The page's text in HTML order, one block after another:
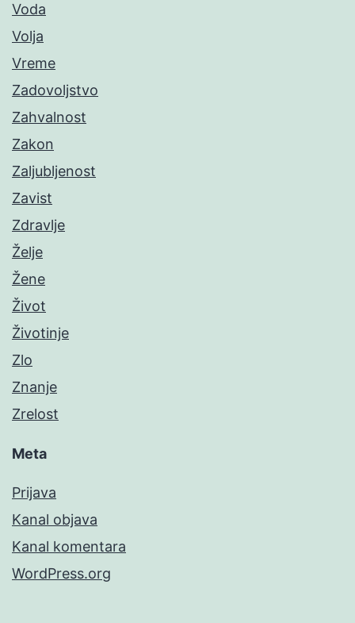
Voda
Volja
Vreme
Zadovoljstvo
Zahvalnost
Zakon
Zaljubljenost
Zavist
Zdravlje
Želje
Žene
Život
Životinje
Zlo
Znanje
Zrelost
Meta
Prijava
Kanal objava
Kanal komentara
WordPress.org